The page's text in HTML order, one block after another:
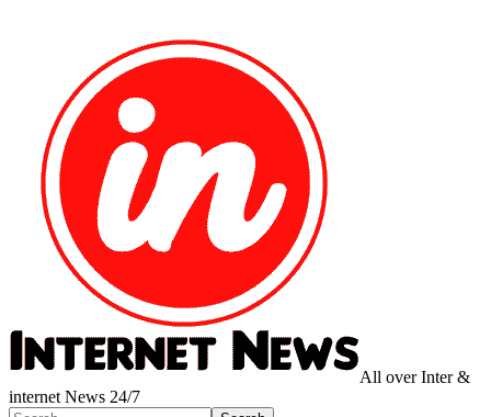
All over Inter &
internet News 24/7